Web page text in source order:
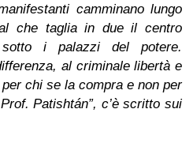
camminano lungo
che taglia in due il centro
i palazzi del potere.
al criminale libertà e
chi se la compra e non per
Patishtán”, c’è scritto sui